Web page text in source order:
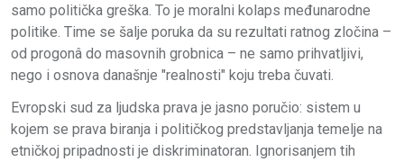
samo politička greška. To je moralni kolaps međunarodne
politike. Time se šalje poruka da su rezultati ratnog zločina –
od progonâ do masovnih grobnica – ne samo prihvatljivi,
nego i osnova današnje "realnosti" koju treba čuvati.
Evropski sud za ljudska prava je jasno poručio: sistem u
kojem se prava biranja i političkog predstavljanja temelje na
etničkoj pripadnosti je diskriminatoran. Ignorisanjem tih